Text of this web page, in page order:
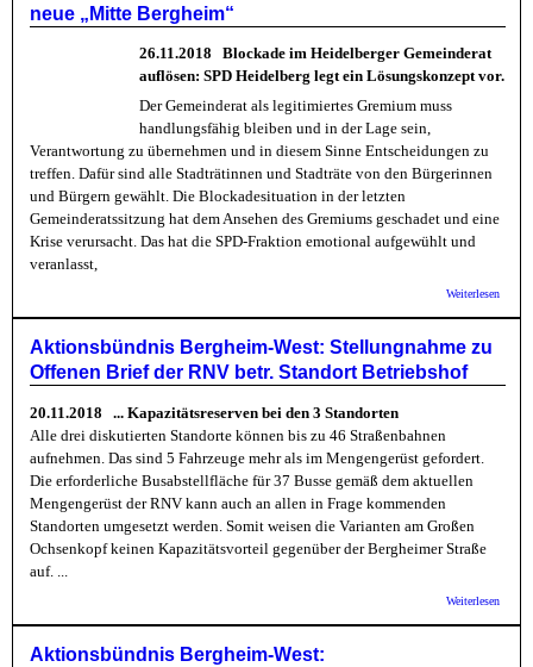
das
neue „Mitte Bergheim“
26.11.2018
Blockade im Heidelberger Gemeinderat
auflösen: SPD Heidelberg legt ein Lösungskonzept vor.
Der Gemeinderat als legitimiertes Gremium muss
handlungsfähig bleiben und in der Lage sein,
Verantwortung zu übernehmen und in diesem Sinne Entscheidungen zu
treffen. Dafür sind alle Stadträtinnen und Stadträte von den Bürgerinnen
und Bürgern gewählt. Die Blockadesituation in der letzten
Gemeinderatssitzung hat dem Ansehen des Gremiums geschadet und eine
Krise verursacht. Das hat die SPD-Fraktion emotional aufgewühlt und
veranlasst,
Weiterlesen
Aktionsbündnis Bergheim-West: Stellungnahme zu
Offenen Brief der RNV betr. Standort Betriebshof
20.11.2018 ... Kapazitätsreserven bei den 3 Standorten
Alle drei diskutierten Standorte können bis zu 46 Straßenbahnen
aufnehmen. Das sind 5 Fahrzeuge mehr als im Mengengerüst gefordert.
Die erforderliche Busabstellfläche für 37 Busse gemäß dem aktuellen
Mengengerüst der RNV kann auch an allen in Frage kommenden
Standorten umgesetzt werden. Somit weisen die Varianten am Großen
Ochsenkopf keinen Kapazitätsvorteil gegenüber der Bergheimer Straße
auf. ...
Weiterlesen
Aktionsbündnis Bergheim-West: